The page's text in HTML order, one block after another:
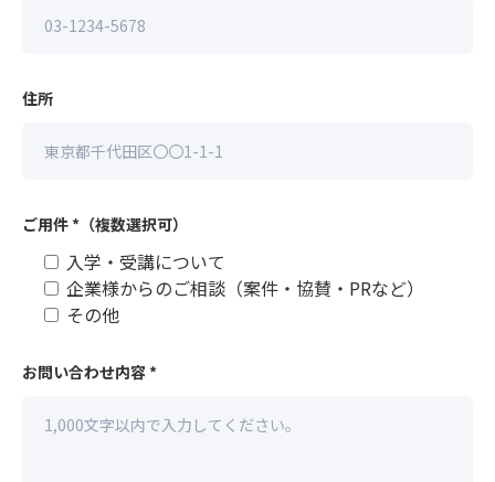
住所
ご用件* （複数選択可）
入学・受講について
企業様からのご相談（案件・協賛・PRなど）
その他
お問い合わせ内容*